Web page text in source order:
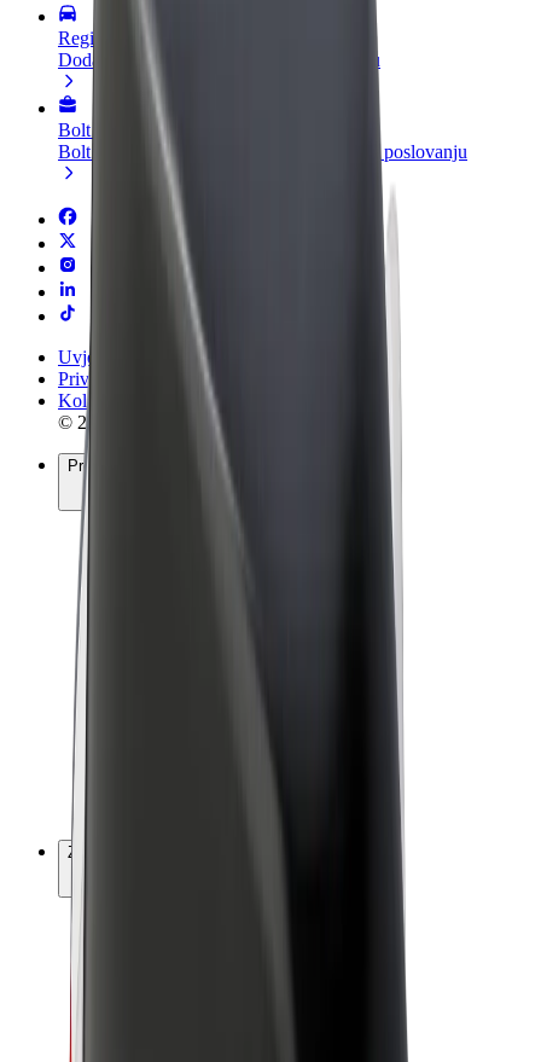
Registriraj se kao vlasnik flote
Dodaj svoju flotu na Bolt i povećaj zaradu
Bolt for Business
Bolt proizvodi i usluge prilagođeni tvojem poslovanju
Uvjeti i odredbe
Privatnost
Kolačići
© 2026 Bolt Technology OÜ
Proizvodi
Zarađuj uz Bolt